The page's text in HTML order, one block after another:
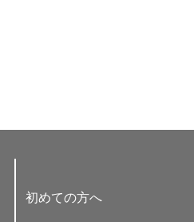
初めての方へ